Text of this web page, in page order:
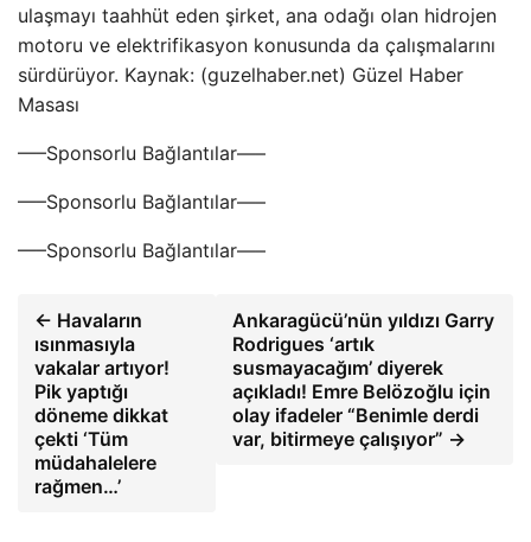
ulaşmayı taahhüt eden şirket, ana odağı olan hidrojen
motoru ve elektrifikasyon konusunda da çalışmalarını
sürdürüyor. Kaynak: (guzelhaber.net) Güzel Haber
Masası
—–Sponsorlu Bağlantılar—–
—–Sponsorlu Bağlantılar—–
—–Sponsorlu Bağlantılar—–
← Havaların
ısınmasıyla
vakalar artıyor!
Pik yaptığı
döneme dikkat
çekti ‘Tüm
müdahalelere
rağmen…’
Ankaragücü’nün yıldızı Garry
Rodrigues ‘artık
susmayacağım’ diyerek
açıkladı! Emre Belözoğlu için
olay ifadeler “Benimle derdi
var, bitirmeye çalışıyor” →